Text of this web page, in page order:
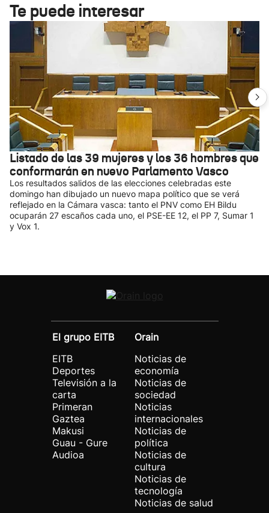
Te puede interesar
Listado de las 39 mujeres y los 36 hombres que
conformarán en nuevo Parlamento Vasco
Los resultados salidos de las elecciones celebradas este
domingo han dibujado un nuevo mapa político que se verá
reflejado en la Cámara vasca: tanto el PNV como EH Bildu
ocuparán 27 escaños cada uno, el PSE-EE 12, el PP 7, Sumar 1
y Vox 1.
El grupo EITB
EITB
Deportes
Televisión a la
carta
Primeran
Gaztea
Makusi
Guau - Gure
Audioa
Orain
Noticias de
economía
Noticias de
sociedad
Noticias
internacionales
Noticias de
política
Noticias de
cultura
Noticias de
tecnología
Noticias de salud